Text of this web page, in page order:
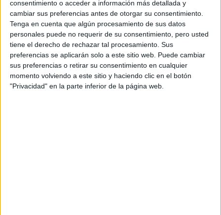
consentimiento o acceder a información más detallada y
cambiar sus preferencias antes de otorgar su consentimiento.
Tenga en cuenta que algún procesamiento de sus datos
personales puede no requerir de su consentimiento, pero usted
tiene el derecho de rechazar tal procesamiento. Sus
preferencias se aplicarán solo a este sitio web. Puede cambiar
sus preferencias o retirar su consentimiento en cualquier
momento volviendo a este sitio y haciendo clic en el botón
"Privacidad" en la parte inferior de la página web.
Soy estudiante de:*
Términos y Condiciones de Uso
Aceptolos Términos y Condicionesde uso*